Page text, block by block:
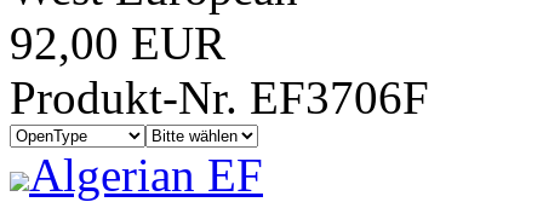
92,00 EUR
Produkt-Nr. EF3706F
Algerian EF